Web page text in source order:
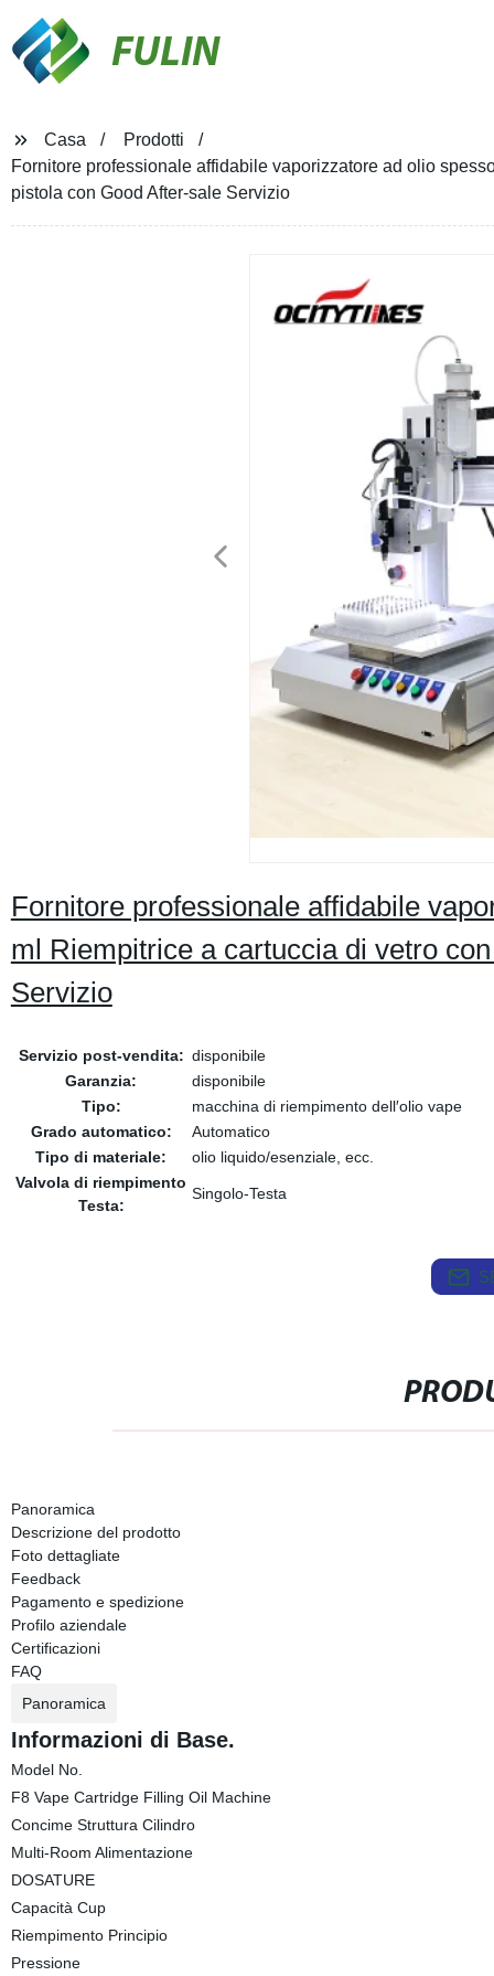
FULIN
Casa
Prodotti
Fornitore professionale affidabile vaporizzatore ad olio
pistola con Good After-sale Servizio
Fornitore professionale affidabile
ml Riempitrice a cartuccia di vetro
Servizio
Servizio post-vendita: disponibile
Garanzia:
disponibile
Tipo:
macchina di riempimento dell′olio vape
Grado automatico:
Automatico
Tipo di materiale:
olio liquido/esenziale, ecc.
Valvola di riempimento
Testa:
Singolo-Testa
Panoramica
Descrizione del prodotto
Foto dettagliate
Feedback
Pagamento e spedizione
Profilo aziendale
Certificazioni
FAQ
Panoramica
Informazioni di Base.
Model No.
F8 Vape Cartridge Filling Oil Machine
Concime Struttura Cilindro
Multi-Room Alimentazione
DOSATURE
Capacità Cup
Riempimento Principio
Pressione